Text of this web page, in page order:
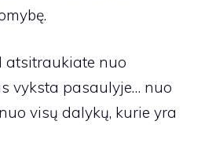
atsitraukiate nuo
vyksta pasaulyje… nuo
visų dalykų, kurie yra